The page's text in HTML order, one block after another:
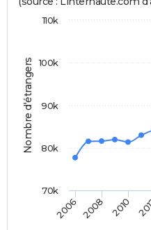
Nombre d'étrangers
2006 2008 2010
70k
80k
90k
100k
110k